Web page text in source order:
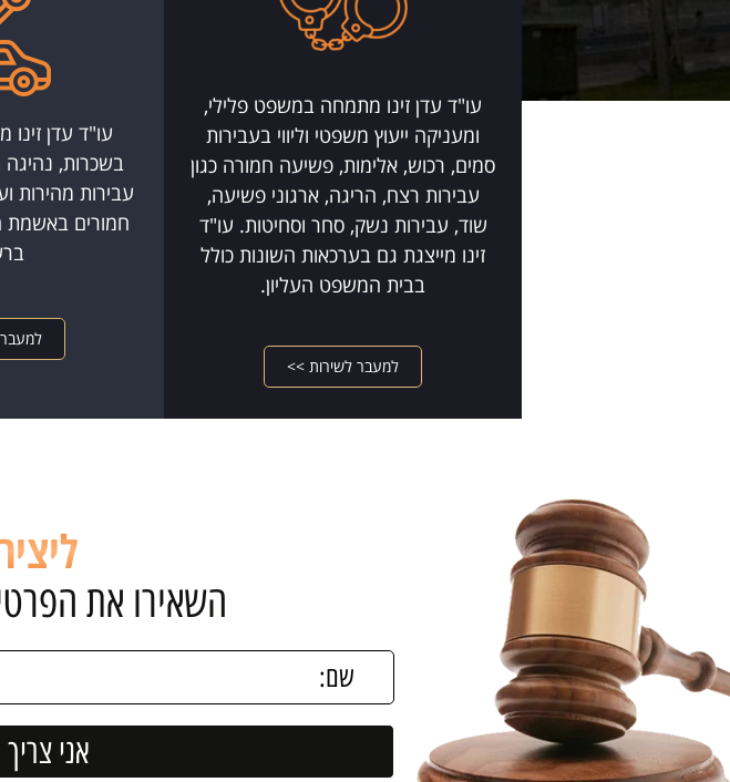
עו"ד עדן זינו מתמחה במשפט פלילי,
ומעניקה ייעוץ משפטי וליווי בעבירות
סמים, רכוש, אלימות, פשיעה חמורה כגון
עבירות רצח, הריגה, ארגוני פשיעה,
שוד, עבירות נשק, סחר וסחיטות. עו"ד
זינו מייצגת גם בערכאות השונות כולל
בבית המשפט העליון.
למעבר לשירות >>
עו"ד עדן זינו
בשכרות,
עבירות מהירות
חמורים באשמת
השאירו את